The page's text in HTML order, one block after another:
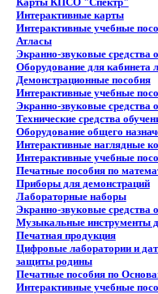
Интерактивные карты
Интерактивные учебные
Атласы
Экранно-звуковые средства
Оборудование для кабинета
Демонстрационные пособия
Интерактивные учебные
Экранно-звуковые средства
Технические средства
Оборудование общего
Интерактивные наглядные
Интерактивные учебные
Печатные пособия по
Приборы для демонстраций
Лабораторные наборы
Экранно-звуковые средства
Музыкальные инструменты
Печатная продукция
Цифровые лаборатории и
защиты родины
Печатные пособия по
Интерактивные учебные